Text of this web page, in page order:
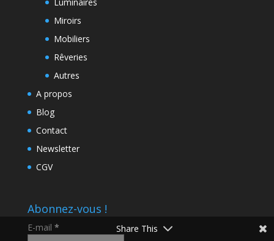
Miroirs
Mobiliers
Rêveries
Autres
A propos
Blog
Contact
Newsletter
CGV
Abonnez-vous !
E-mail * Share This